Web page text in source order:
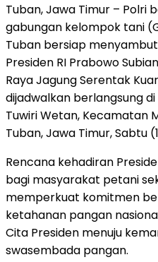
Tuban, Jawa Timur – Polri
gabungan kelompok tani
Tuban bersiap
Presiden RI Prabowo
Raya Jagung Serentak
dijadwalkan berlangsung di
Tuwiri Wetan, Kecamatan
Tuban, Jawa Timur, Sabtu
Rencana kehadiran
bagi masyarakat petani
memperkuat komitmen
ketahanan pangan
Cita Presiden menuju
swasembada pangan.